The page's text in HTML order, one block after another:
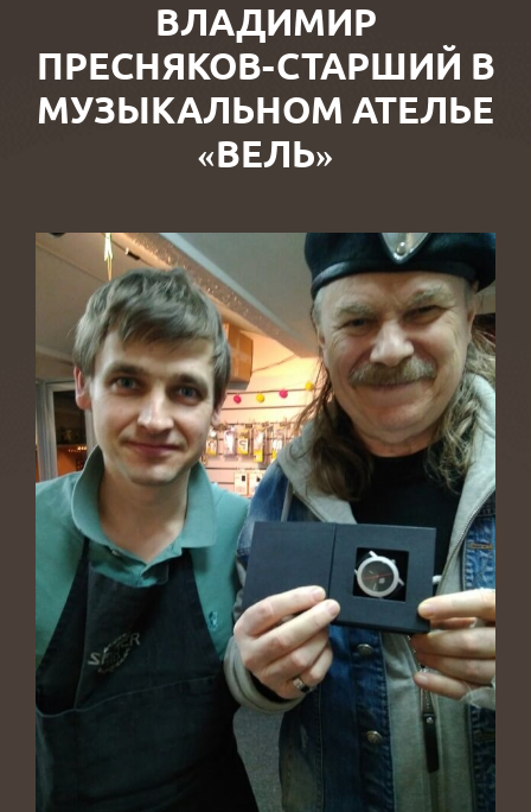
ВЛАДИМИР
ПРЕСНЯКОВ-СТАРШИЙ В
МУЗЫКАЛЬНОМ АТЕЛЬЕ
«ВЕЛЬ»